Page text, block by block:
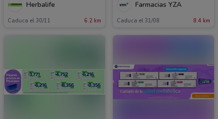
Herbalife
Caduca el 30/11 6.2 km
Farmacias YZA
Caduca el 31/08 8.4 km